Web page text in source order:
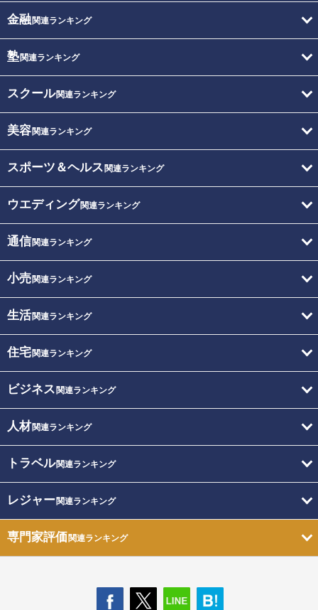
金融関連ランキング
塾関連ランキング
スクール関連ランキング
美容関連ランキング
スポーツ＆ヘルス 関連ランキング
ウエディング関連ランキング
通信関連ランキング
小売関連ランキング
生活関連ランキング
住宅関連ランキング
ビジネス 関連ランキング
人材関連ランキング
トラベル関連ランキング
レジャー関連ランキング
専門家評価関連ランキング